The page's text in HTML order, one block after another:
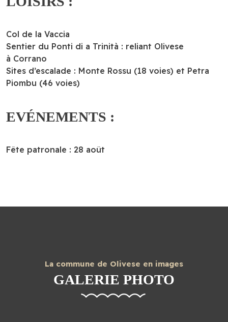
Col de la Vaccia
Sentier du Ponti di a Trinità : reliant Olivese
à Corrano
Sites d’escalade : Monte Rossu (18 voies) et Petra
Piombu (46 voies)
EVÉNEMENTS :
Fête patronale : 28 août
La commune de Olivese en images
GALERIE PHOTO